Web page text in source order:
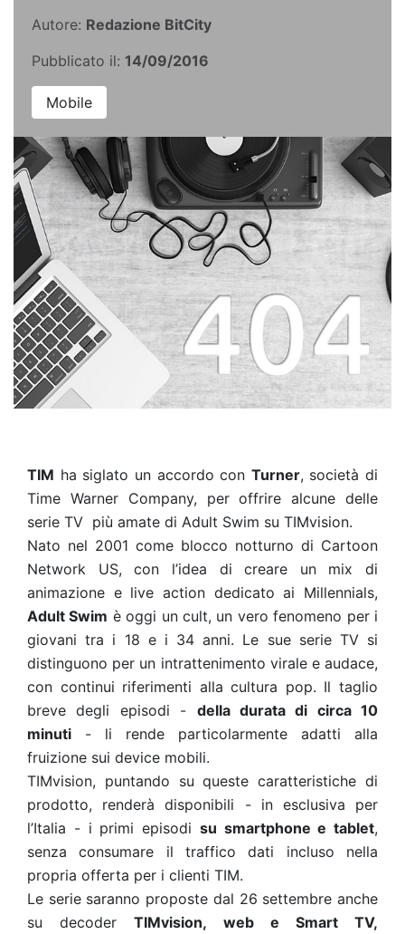
Autore: Redazione BitCity
Pubblicato il: 14/09/2016
Mobile
TIM ha siglato un accordo con Turner, società di
Time Warner Company, per offrire alcune delle
serie TV più amate di Adult Swim su TIMvision.
Nato nel 2001 come blocco notturno di Cartoon
Network US, con l’idea di creare un mix di
animazione e live action dedicato ai Millennials,
Adult Swim è oggi un cult, un vero fenomeno per i
giovani tra i 18 e i 34 anni. Le sue serie TV si
distinguono per un intrattenimento virale e audace,
con continui riferimenti alla cultura pop. Il taglio
breve degli episodi - della durata di circa 10
minuti - li rende particolarmente adatti alla
fruizione sui device mobili.
TIMvision, puntando su queste caratteristiche di
prodotto, renderà disponibili - in esclusiva per
l’Italia - i primi episodi su smartphone e tablet,
senza consumare il traffico dati incluso nella
propria offerta per i clienti TIM.
Le serie saranno proposte dal 26 settembre anche
su decoderTIMvision, web e Smart TV,